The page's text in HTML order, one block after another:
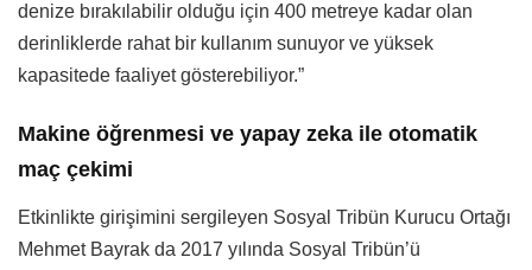
denize bırakılabilir olduğu için 400 metreye kadar olan
derinliklerde rahat bir kullanım sunuyor ve yüksek
kapasitede faaliyet gösterebiliyor.”
Makine öğrenmesi ve yapay zeka ile otomatik
maç çekimi
Etkinlikte girişimini sergileyen Sosyal Tribün Kurucu Ortağı
Mehmet Bayrak da 2017 yılında Sosyal Tribün’ü